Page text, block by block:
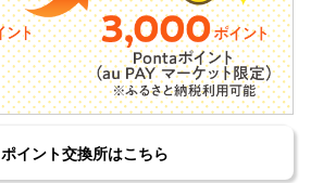
ポイント交換所はこちら